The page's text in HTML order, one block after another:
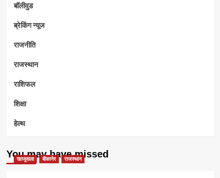
बॉलीवुड
ब्रेकिंग न्यूज
राजनीति
राजस्थान
राशिफल
शिक्षा
हेल्थ
You may have missed
खाजूवाला बीकानेर राजस्थान